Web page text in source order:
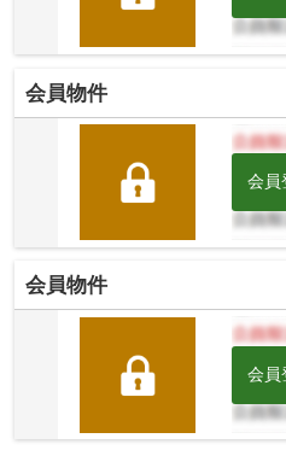
会員物件
会員
会員物件
会員